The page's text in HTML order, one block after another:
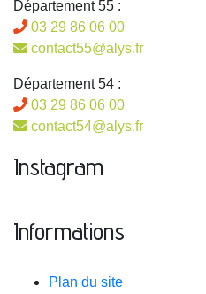
Département 55 :
03 29 86 06 00
contact55@alys.fr
Département 54 :
03 29 86 06 00
contact54@alys.fr
Instagram
Informations
Plan du site